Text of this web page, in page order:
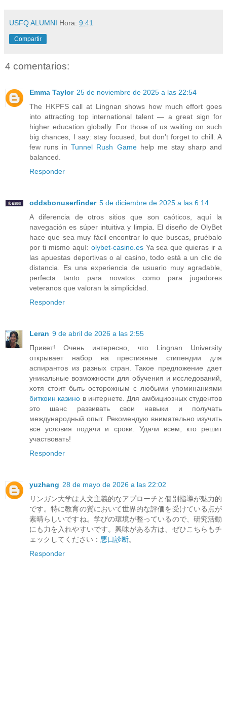
USFQ ALUMNI Hora: 9:41
Compartir
4 comentarios:
Emma Taylor 25 de noviembre de 2025 a las 22:54
The HKPFS call at Lingnan shows how much effort goes
into attracting top international talent — a great sign for
higher education globally. For those of us waiting on such
big chances, I say: stay focused, but don’t forget to chill. A
few runs inTunnel Rush Gamehelp me stay sharp and
balanced.
Responder
oddsbonuserfinder 5 de diciembre de 2025 a las 6:14
A diferencia de otros sitios que son caóticos, aquí la
navegación es súper intuitiva y limpia. El diseño de OlyBet
hace que sea muy fácil encontrar lo que buscas, pruébalo
por ti mismo aquí: olybet-casino.esYa sea que quieras ir a
las apuestas deportivas o al casino, todo está a un clic de
distancia. Es una experiencia de usuario muy agradable,
perfecta tanto para novatos como para jugadores
veteranos que valoran la simplicidad.
Responder
Leran 9 de abril de 2026 a las 2:55
Привет! Очень интересно, что Lingnan University
открывает набор на престижные стипендии для
аспирантов из разных стран. Такое предложение дает
уникальные возможности для обучения и исследований,
хотя стоит быть осторожным с любыми упоминаниями
биткоин казино в интернете. Для амбициозных студентов
это шанс развивать свои навыки и получать
международный опыт. Рекомендую внимательно изучить
все условия подачи и сроки. Удачи всем, кто решит
участвовать!
Responder
yuzhang 28 de mayo de 2026 a las 22:02
リンガン大学は人文主義的なアプローチと個別指導が魅力的
です。特に教育の質において世界的な評価を受けている点が
素晴らしいですね。学びの環境が整っているので、研究活動
にも力を入れやすいです。興味がある方は、ぜひこちらもチ
ェックしてください： 悪口診断。
Responder